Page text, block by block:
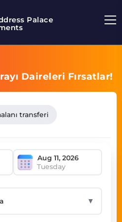
Palace
Daireleri Fırsatlar!
transferi
Tuesday
▼